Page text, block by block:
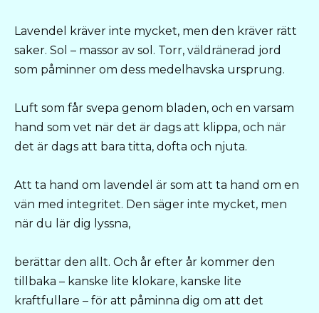
Lavendel kräver inte mycket, men den kräver rätt
saker. Sol – massor av sol. Torr, väldränerad jord
som påminner om dess medelhavska ursprung.
Luft som får svepa genom bladen, och en varsam
hand som vet när det är dags att klippa, och när
det är dags att bara titta, dofta och njuta.
Att ta hand om lavendel är som att ta hand om en
vän med integritet. Den säger inte mycket, men
när du lär dig lyssna,
berättar den allt. Och år efter år kommer den
tillbaka – kanske lite klokare, kanske lite
kraftfullare – för att påminna dig om att det